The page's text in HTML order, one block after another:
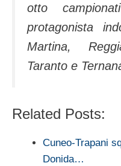
otto
protagonista
Martina,
Taranto e
Related Posts:
Cuneo-Trapani
Donida…